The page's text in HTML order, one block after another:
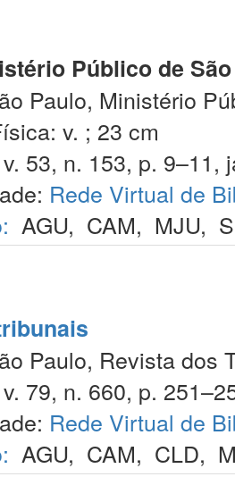
Público de
Paulo, Ministério
v. ; 23 cm
53, n. 153, p. 9–11,
Rede Virtual de
AGU, CAM, MJU,
Paulo, Revista dos
79, n. 660, p.
Rede Virtual de
AGU, CAM, CLD,